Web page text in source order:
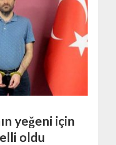
yeğeni için
oldu